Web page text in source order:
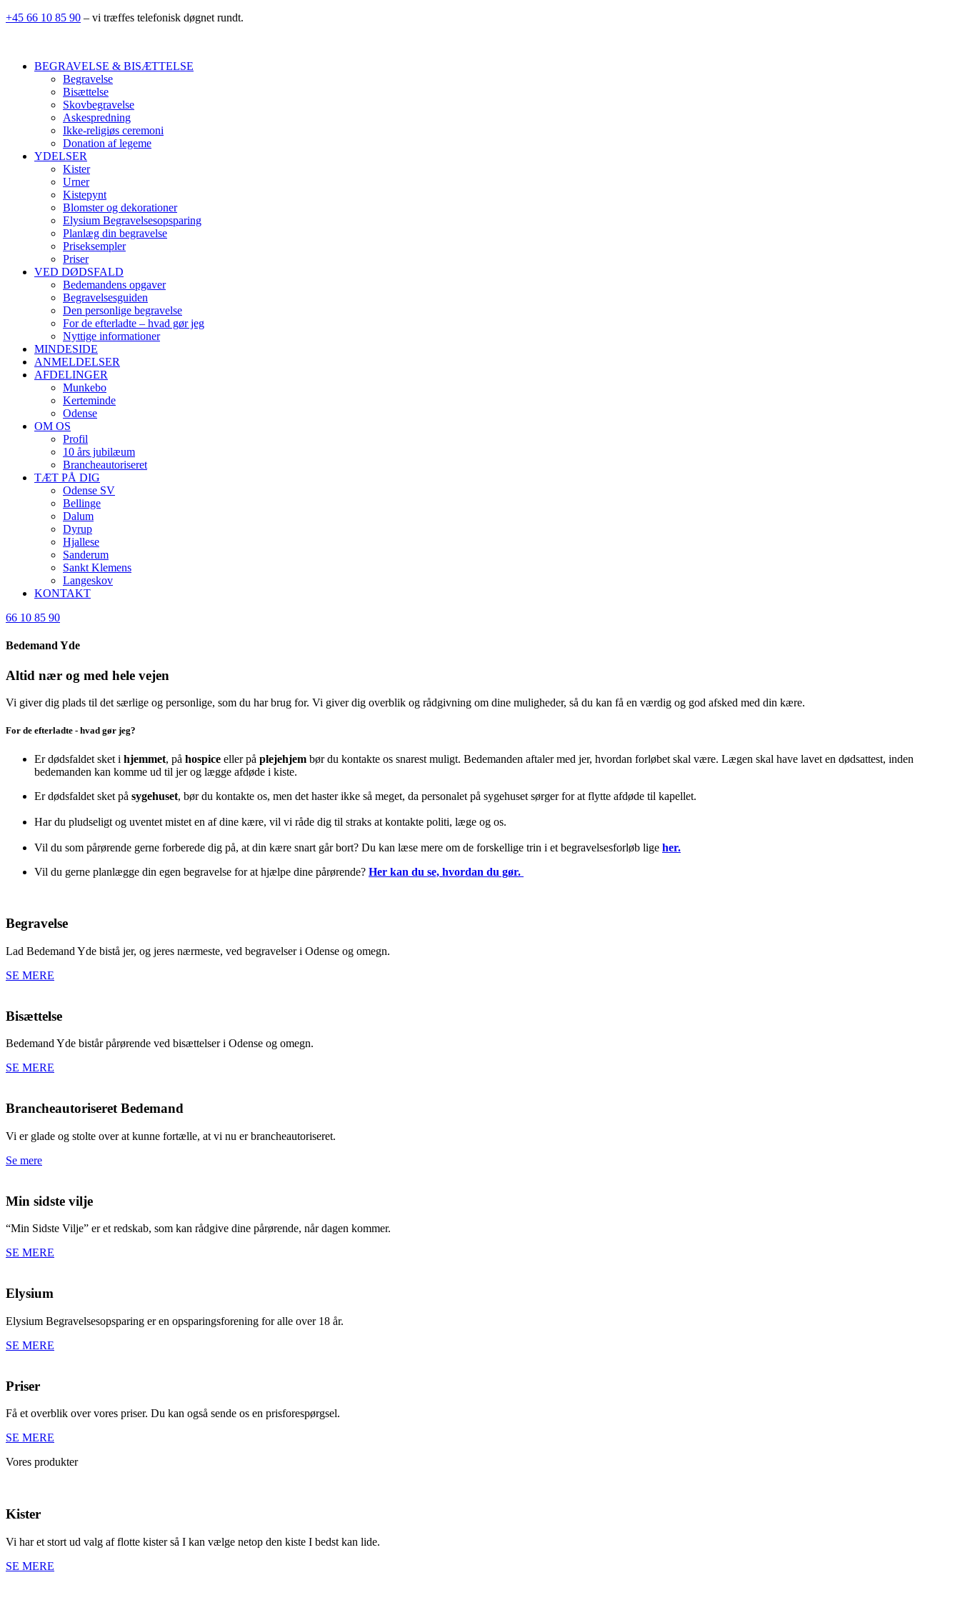
+45 66 10 85 90 – vi træffes telefonisk døgnet rundt.
BEGRAVELSE & BISÆTTELSE
Begravelse
Bisættelse
Skovbegravelse
Askespredning
Ikke-religiøs ceremoni
Donation af legeme
YDELSER
Kister
Urner
Kistepynt
Blomster og dekorationer
Elysium Begravelsesopsparing
Planlæg din begravelse
Priseksempler
Priser
VED DØDSFALD
Bedemandens opgaver
Begravelsesguiden
Den personlige begravelse
For de efterladte – hvad gør jeg
Nyttige informationer
MINDESIDE
ANMELDELSER
AFDELINGER
Munkebo
Kerteminde
Odense
OM OS
Profil
10 års jubilæum
Brancheautoriseret
TÆT PÅ DIG
Odense SV
Bellinge
Dalum
Dyrup
Hjallese
Sanderum
Sankt Klemens
Langeskov
KONTAKT
66 10 85 90
Bedemand Yde
Altid nær og med hele vejen
Vi giver dig plads til det særlige og personlige, som du har brug for. Vi giver dig overblik og rådgivning om dine muligheder, så du kan få en værdig og god afsked med din kære.
For de efterladte - hvad gør jeg?
Er dødsfaldet sket i hjemmet, på hospice eller på plejehjem bør du kontakte os snarest muligt. Bedemanden aftaler med jer, hvordan forløbet skal være. Lægen skal have lavet en dødsattest, inden
bedemanden kan komme ud til jer og lægge afdøde i kiste.
Er dødsfaldet sket på sygehuset, bør du kontakte os, men det haster ikke så meget, da personalet på sygehuset sørger for at flytte afdøde til kapellet.
Har du pludseligt og uventet mistet en af dine kære, vil vi råde dig til straks at kontakte politi, læge og os.
Vil du som pårørende gerne forberede dig på, at din kære snart går bort? Du kan læse mere om de forskellige trin i et begravelsesforløb lige her.
Vil du gerne planlægge din egen begravelse for at hjælpe dine pårørende? Her kan du se, hvordan du gør.
Begravelse
Lad Bedemand Yde bistå jer, og jeres nærmeste, ved begravelser i Odense og omegn.
SE MERE
Bisættelse
Bedemand Yde bistår pårørende ved bisættelser i Odense og omegn.
SE MERE
Brancheautoriseret Bedemand
Vi er glade og stolte over at kunne fortælle, at vi nu er brancheautoriseret.
Se mere
Min sidste vilje
“Min Sidste Vilje” er et redskab, som kan rådgive dine pårørende, når dagen kommer.
SE MERE
Elysium
Elysium Begravelsesopsparing er en opsparingsforening for alle over 18 år.
SE MERE
Priser
Få et overblik over vores priser. Du kan også sende os en prisforespørgsel.
SE MERE
Vores produkter
Kister
Vi har et stort ud valg af flotte kister så I kan vælge netop den kiste I bedst kan lide.
SE MERE